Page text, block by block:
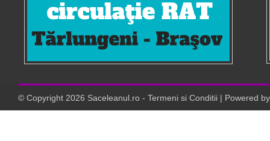
© Copyright 2026 Saceleanul.ro - Termeni si Conditii | Powered